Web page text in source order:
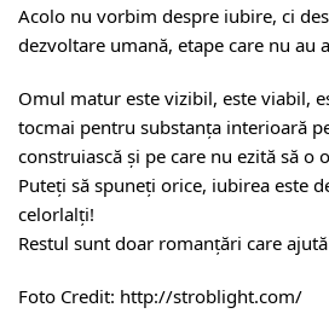
Acolo nu vorbim despre iubire, ci
dezvoltare umană, etape care nu au
Omul matur este vizibil, este viabil,
tocmai pentru substanța interioară
construiască și pe care nu ezită să o
Puteți să spuneți orice, iubirea este
celorlalți!
Restul sunt doar romanțări care
Foto Credit: http://stroblight.com/